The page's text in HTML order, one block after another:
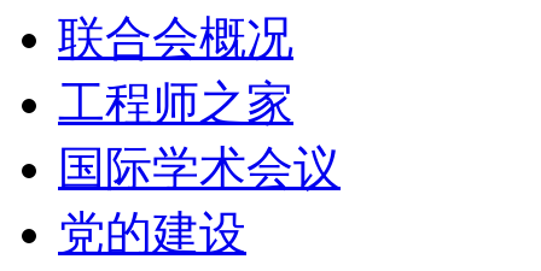
联合会概况
工程师之家
国际学术会议
党的建设